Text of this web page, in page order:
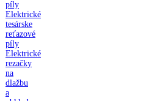
píly
Elektrické
tesárske
reťazové
píly
Elektrické
rezačky
na
dlažbu
a